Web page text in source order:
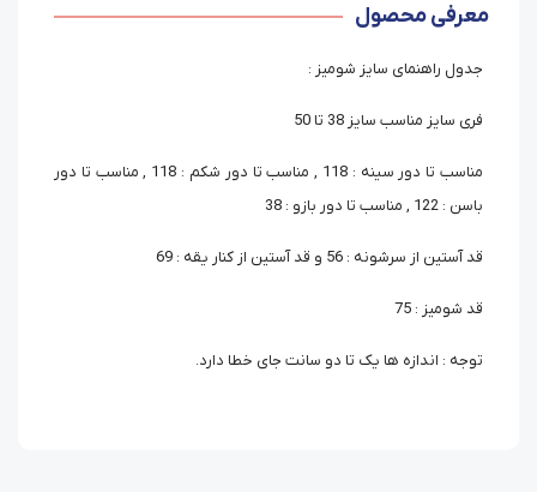
معرفی محصول
جدول راهنمای سایز شومیز :
فری سایز مناسب سایز 38 تا 50
مناسب تا دور سینه : 118 , مناسب تا دور شکم : 118 , مناسب تا دور
باسن : 122 , مناسب تا دور بازو : 38
قد آستین از سرشونه : 56 و قد آستین از کنار یقه : 69
قد شومیز : 75
توجه : اندازه ها یک تا دو سانت جای خطا دارد.